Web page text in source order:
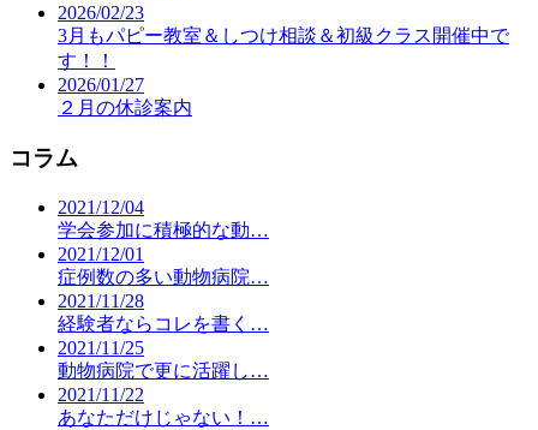
2026/02/23
3月もパピー教室＆しつけ相談＆初級クラス開催中で
す！！
2026/01/27
２月の休診案内
コラム
2021/12/04
学会参加に積極的な動…
2021/12/01
症例数の多い動物病院…
2021/11/28
経験者ならコレを書く…
2021/11/25
動物病院で更に活躍し…
2021/11/22
あなただけじゃない！…